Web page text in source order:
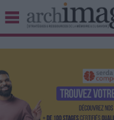
BIBLIOTHÈQUE ÉDITION
UNIVERS DATA
TRAVAIL COLLABORATIF